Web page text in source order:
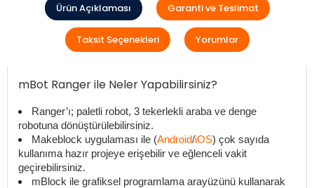
Ürün Açıklaması Garanti ve Teslimat
Taksit Seçenekleri Yorumlar
mBot Ranger ile Neler Yapabilirsiniz?
Ranger’ı; paletli robot, 3 tekerlekli araba ve denge
robotuna dönüştürülebilirsiniz.
Makeblock uygulaması ile (Android/iOS) çok sayıda
kullanıma hazır projeye erişebilir ve eğlenceli vakit
geçirebilirsiniz.
mBlock ile grafiksel programlama arayüzünü kullanarak